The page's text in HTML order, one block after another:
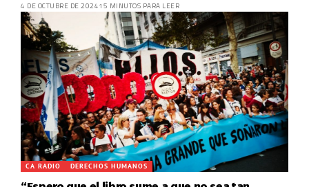
4 DE OCTUBRE DE 202415 MINUTOS PARA LEER
CA RADIO DERECHOS HUMANOS